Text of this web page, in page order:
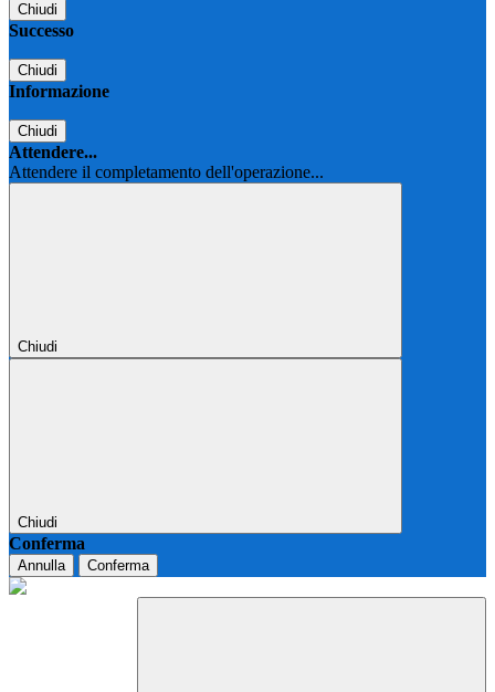
Chiudi
Successo
Chiudi
Informazione
Chiudi
Attendere...
Attendere il completamento dell'operazione...
Chiudi
Chiudi
Conferma
Annulla Conferma